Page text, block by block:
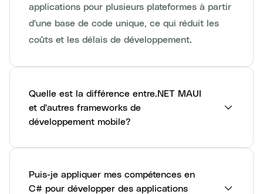
applications pour plusieurs plateformes à partir
d'une base de code unique, ce qui réduit les
coûts et les délais de développement.
Quelle est la différence entre.NET MAUI
et d'autres frameworks de
développement mobile?
Puis-je appliquer mes compétences en
C# pour développer des applications